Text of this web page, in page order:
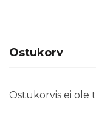
teha
Ostukorv
Ostukorvis ei ole